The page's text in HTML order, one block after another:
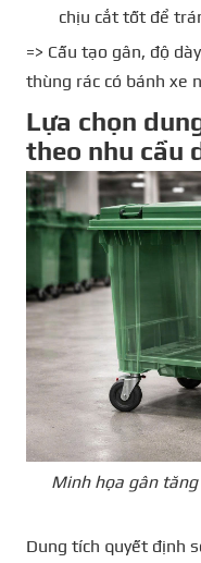
chịu cắt tốt để
=> Cấu tạo gân, độ
thùng rác có bánh xe
Lựa chọn
theo nhu cầu
Minh họa gân
Dung tích quyết định